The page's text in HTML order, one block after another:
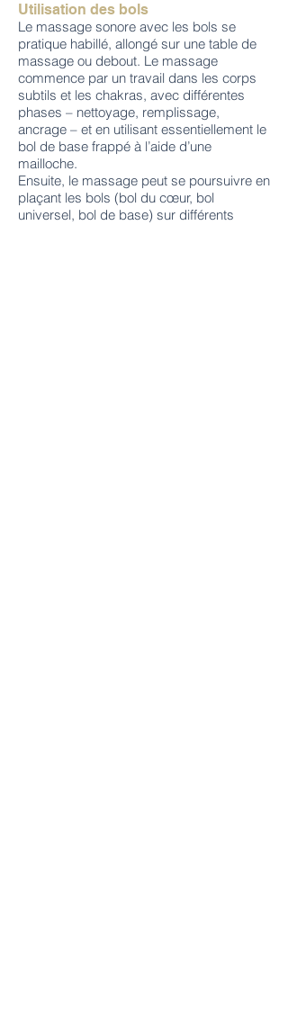
Utilisation des bols
Le massage sonore avec les bols se
pratique habillé, allongé sur une table de
massage ou debout. Le massage
commence par un travail dans les corps
subtils et les chakras, avec différentes
phases – nettoyage, remplissage,
ancrage – et en utilisant essentiellement le
bol de base frappé à l’aide d’une
mailloche.
Ensuite, le massage peut se poursuivre en
plaçant les bols (bol du cœur, bol
universel, bol de base) sur différents